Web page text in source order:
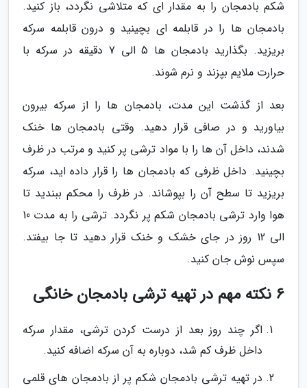
شکم بادمجان را به مقدار ای که متلاشی نگردد، باز کنید.
بادمجان ها را در قابلمه ای بچینید و درون قابلمه سرکه
بریزید. بگذارید بادمجان ها 5 الی 7 دقیقه در سرکه با
حرارت ملایم بپزند و نرم شوند.
بعد از گذشت این مدت، بادمجان ها را از سرکه بیرون
بیاورید و در صافی قرار دهید. وقتی بادمجان ها خنک
شدند، داخل آن ها را با مواد ترشی پر کنید و مرتب در ظرف
بچینید. داخل ظرفی که بادمجان ها را قرار داده اید، سرکه
بریزید تا سطح آن را بپوشاند. در ظرف را محکم ببندید تا
هوا وارد ترشی بادمجان شکم پر نگردد. ترشی را به مدت 10
الی 12 روز در جای خشک و خنک قرار دهید تا جا بیفتد.
سپس نوش جان کنید.
6 نکته مهم در تهیه ترشی بادمجان خانگی
اگر چند روز بعد از درست کردن ترشی، مقدار سرکه
داخل ظرف کم شد، دوباره به آن سرکه اضافه کنید.
در تهیه ترشی بادمجان شکم پر از بادمجان های قلمی